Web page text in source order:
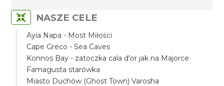
NASZE CELE
Ayia Napa - Most Miłości
Cape Greco - Sea Caves
Konnos Bay - zatoczka cala d'or jak na Majorce
Famagusta starówka
Miasto Duchów (Ghost Town) Varosha